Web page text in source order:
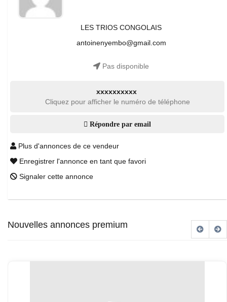
LES TRIOS CONGOLAIS
antoinenyembo@gmail.com
Pas disponible
xxxxxxxxxx
Cliquez pour afficher le numéro de téléphone
Répondre par email
Plus d'annonces de ce vendeur
Enregistrer l'annonce en tant que favori
Signaler cette annonce
Nouvelles annonces premium